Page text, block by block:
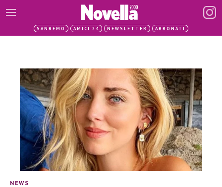
SANREMO AMICI 24 NEWSLETTER ABBONATI
NEWS